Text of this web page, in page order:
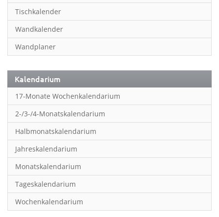
Inspiration & Entspannung
Inspiration & Spiritualität
Kinderkalender
Kunst
Länder & Städte
Landschaft & Natur
Lifestyle
Literatur
Manga & Animé
Neutrale Kalender
Partner- & Wandplaner
Planung & Organisation
Tischkalender
Wandkalender
Wandplaner
Kalendarium
17-Monate Wochenkalendarium
2-/3-/4-Monatskalendarium
Halbmonatskalendarium
Jahreskalendarium
Monatskalendarium
Tageskalendarium
Wochenkalendarium